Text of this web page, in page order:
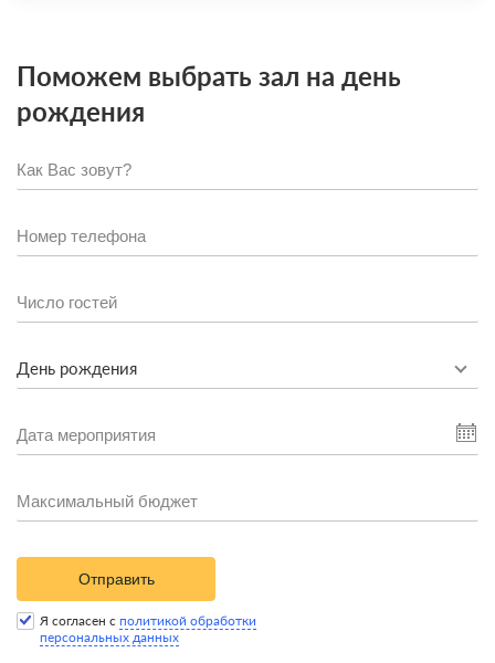
Поможем выбрать зал на день
рождения
День рождения
Отправить
Я согласен с политикой обработки
персональных данных